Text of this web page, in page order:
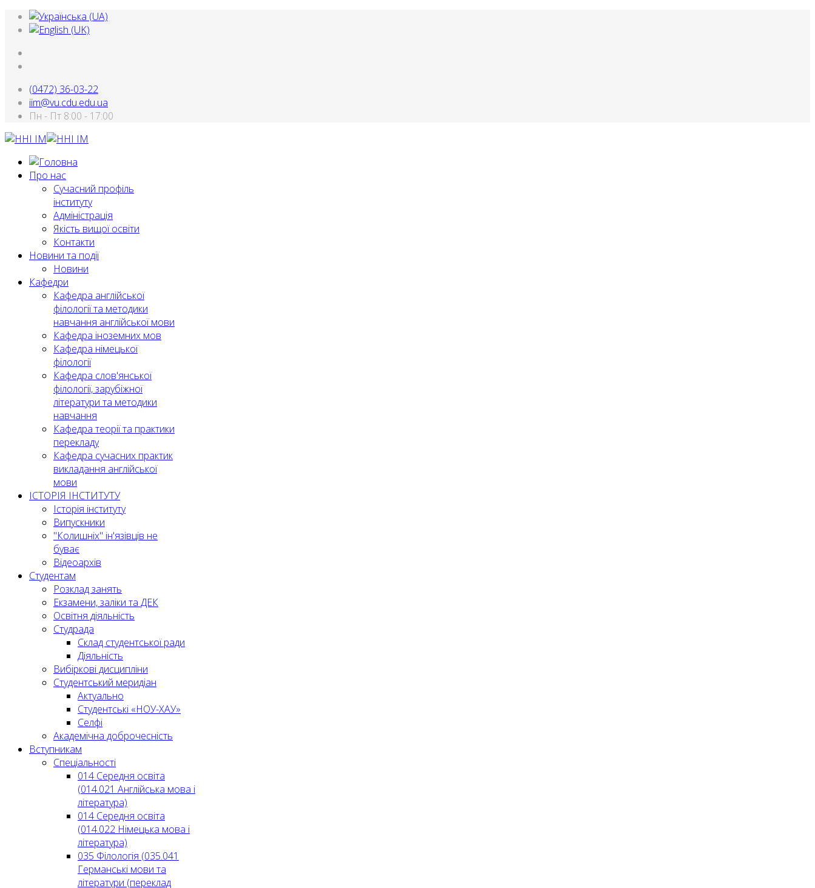
(0472) 36-03-22
iim@vu.cdu.edu.ua
Пн - Пт 8:00 - 17:00
Про нас
Сучасний профіль
інституту
Адміністрація
Якість вищої освіти
Контакти
Новини та події
Новини
Кафедри
Кафедра англійської
філології та методики
навчання англійської мови
Кафедра іноземних мов
Кафедра німецької
філології
Кафедра слов'янської
філології, зарубіжної
літератури та методики
навчання
Кафедра теорії та практики
перекладу
Кафедра сучасних практик
викладання англійської
мови
ІСТОРІЯ ІНСТИТУТУ
Історія інституту
Випускники
"Колишніх" ін'язівців не
буває
Відеоархів
Студентам
Розклад занять
Екзамени, заліки та ДЕК
Освітня діяльність
Студрада
Склад студентської ради
Діяльність
Вибіркові дисципліни
Студентський меридіан
Актуально
Студентські «НОУ-ХАУ»
Селфі
Академічна доброчесність
Вступникам
Спеціальності
014 Середня освіта
(014.021 Англійська мова і
література)
014 Середня освіта
(014.022 Німецька мова і
література)
035 Філологія (035.041
Германські мови та
літератури (переклад